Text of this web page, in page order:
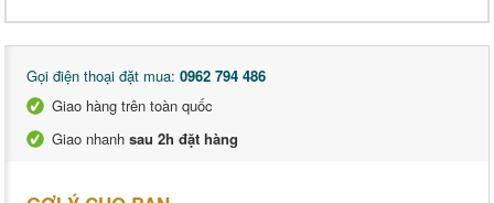
Gọi điện thoại đặt mua: 0962 794 486
Giao hàng trên toàn quốc
Giao nhanh sau 2h đặt hàng